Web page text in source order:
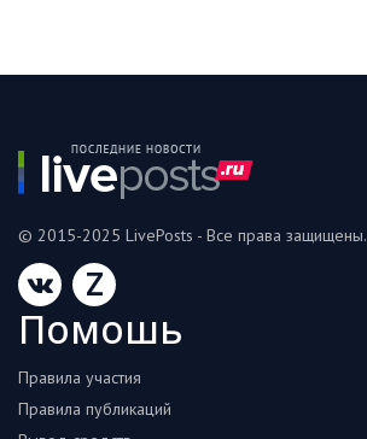
© 2015-2025 LivePosts - Все права защищены.
Z
Помошь
Правила участия
Правила публикаций